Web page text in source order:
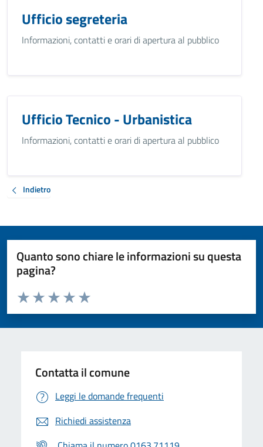
Ufficio segreteria
Informazioni, contatti e orari di apertura al pubblico
Ufficio Tecnico - Urbanistica
Informazioni, contatti e orari di apertura al pubblico
Indietro
Quanto sono chiare le informazioni su questa
pagina?
Valuta da 1 a 5 stelle la pagina
Valuta 5 stelle su 5
Valuta 4 stelle su 5
Valuta 3 stelle su 5
Valuta 2 stelle su 5
Valuta 1 stelle su 5
Contatta il comune
Leggi le domande frequenti
Richiedi assistenza